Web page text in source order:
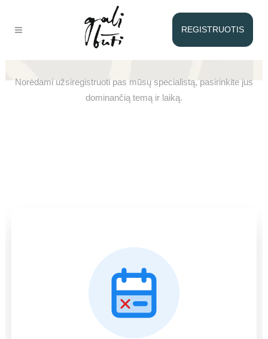
REGISTRUOTIS
Registracija pas Viktoriją
Norėdami užsiregistruoti pas mūsų specialistą, pasirinkite jus
dominančią temą ir laiką.